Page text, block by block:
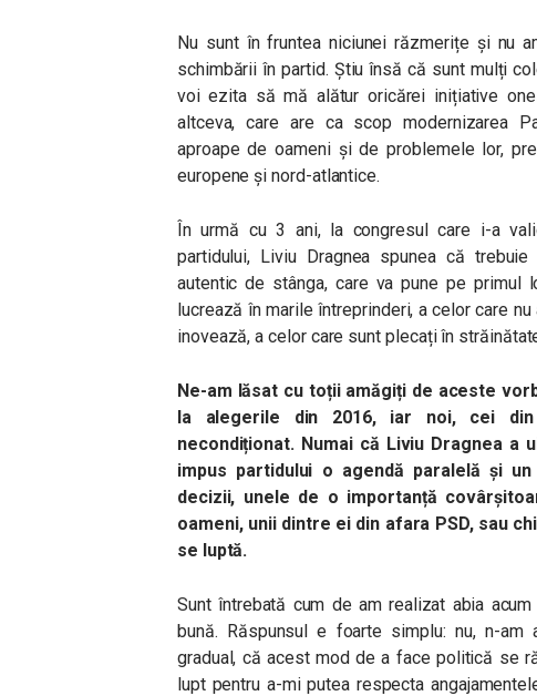
Nu sunt în fruntea niciunei răzmerițe și nu
schimbării în partid. Știu însă că sunt mulți
voi ezita să mă alătur oricărei inițiative
altceva, care are ca scop modernizarea
aproape de oameni și de problemele lor,
europene și nord-atlantice.
În urmă cu 3 ani, la congresul care i-a
partidului, Liviu Dragnea spunea că
autentic de stânga, care va pune pe primul
lucrează în marile întreprinderi, a celor care
inovează, a celor care sunt plecați în
Ne-am lăsat cu toții amăgiți de aceste
la alegerile din 2016, iar noi, cei din
necondiționat. Numai că Liviu Dragnea
impus partidului o agendă paralelă și
decizii, unele de o importanță
oameni, unii dintre ei din afara PSD, sau
se luptă.
Sunt întrebată cum de am realizat abia
bună. Răspunsul e foarte simplu: nu, n-
gradual, că acest mod de a face politică se
lupt pentru a-mi putea respecta